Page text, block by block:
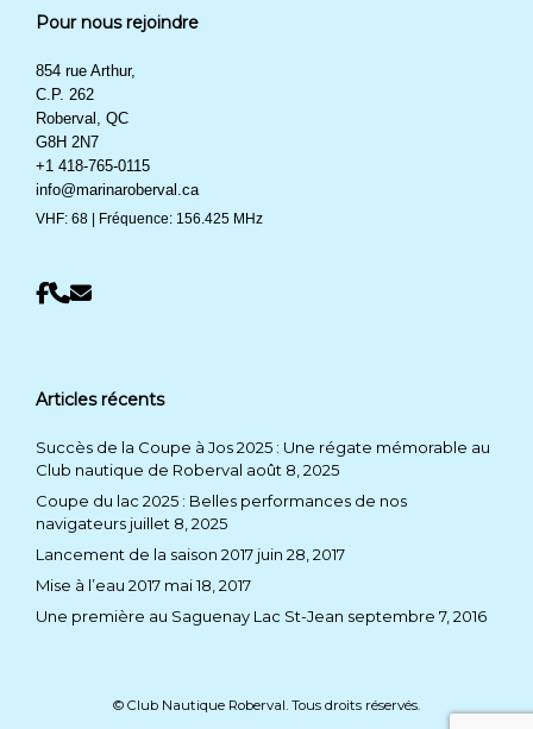
Pour nous rejoindre
854 rue Arthur,
C.P. 262
Roberval, QC
G8H 2N7
+1 418-765-0115
info@marinaroberval.ca
VHF: 68 | Fréquence: 156.425 MHz
Articles récents
Succès de la Coupe à Jos 2025 : Une régate mémorable au
Club nautique de Roberval août 8, 2025
Coupe du lac 2025 : Belles performances de nos
navigateurs juillet 8, 2025
Lancement de la saison 2017 juin 28, 2017
Mise à l’eau 2017 mai 18, 2017
Une première au Saguenay Lac St-Jean septembre 7, 2016
© Club Nautique Roberval. Tous droits réservés.